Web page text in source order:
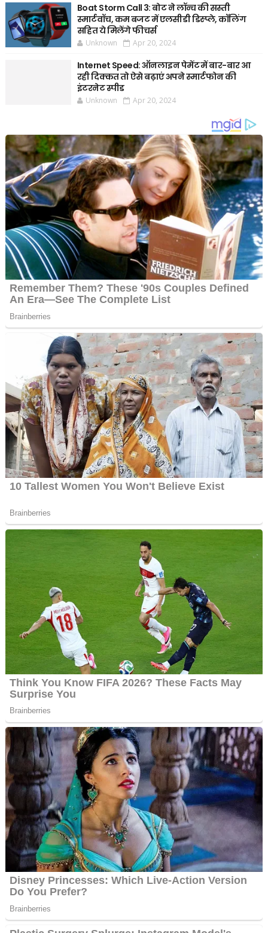
Boat Storm Call 3: बोट ने लॉन्च की सस्ती
स्मार्टवॉच, कम बजट में एलसीडी डिस्प्ले, कॉलिंग
सहित ये मिलेंगे फीचर्स
Unknown Apr 20, 2024
Internet Speed: ऑनलाइन पेमेंट में बार-बार आ
रही दिक्कत तो ऐसे बढ़ाएं अपने स्मार्टफोन की
इंटरनेट स्पीड
Unknown Apr 20, 2024